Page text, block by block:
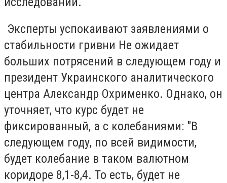
Эксперты успокаивают заявлениями о
стабильности гривни Не ожидает
больших потрясений в следующем году и
президент Украинского аналитического
центра Александр Охрименко. Однако, он
уточняет, что курс будет не
фиксированный, а с колебаниями: "В
следующем году, по всей видимости,
будет колебание в таком валютном
коридоре 8,1-8,4. То есть, будет не